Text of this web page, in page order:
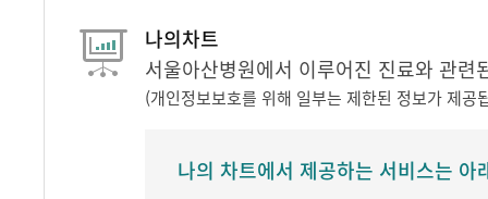
나의차트
서울아산병원에서 이루어진 진료와 관
(개인정보보호를 위해 일부는 제한된 정보가 제공
나의 차트에서 제공하는 서비스는 아